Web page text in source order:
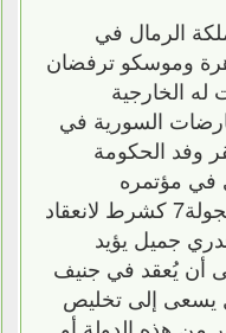
الرمال في
وموسكو ترفضان
الخارجية
السورية في
وفد الحكومة
في مؤتمره
الصحفي في جنيف بعد انتهاء الجولة7 كشرط لانعقاد
جميل يؤيد
أن يُعقد في جنيف
يسعى إلى تخليص
من هذه الدولة أو